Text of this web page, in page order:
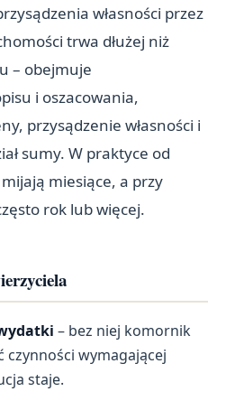
własności przez
trwa dłużej niż
– obejmuje
i oszacowania,
przysądzenie własności i
sumy. W praktyce od
miesiące, a przy
rok lub więcej.
– bez niej komornik
czynności wymagającej
staje.